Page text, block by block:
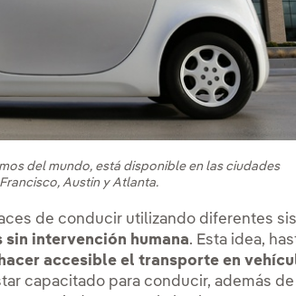
negocios
PERSEO
del mundo, está disponible en las ciudades
Austin y Atlanta.
de conducir utilizando diferentes
intervención humana. Esta idea,
accesible el transporte en
capacitado para conducir, además